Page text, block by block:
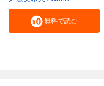
無料で読む